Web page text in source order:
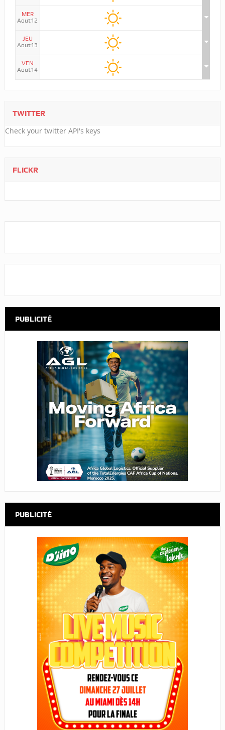
MER
Aout12
JEU
Aout13
VEN
Aout14
TWITTER
Check your twitter API's keys
FLICKR
PUBLICITÉ
PUBLICITÉ